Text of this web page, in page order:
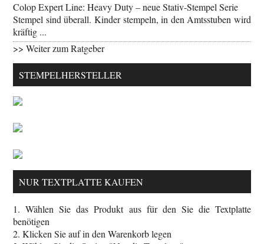
Colop Expert Line: Heavy Duty – neue Stativ-Stempel Serie
Stempel sind überall. Kinder stempeln, in den Amtsstuben wird
kräftig ...
>> Weiter zum Ratgeber
STEMPELHERSTELLER
NUR TEXTPLATTE KAUFEN
1. Wählen Sie das Produkt aus für den Sie die Textplatte
benötigen
2. Klicken Sie auf in den Warenkorb legen